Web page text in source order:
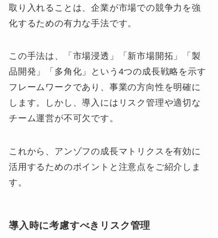
取り入れることは、企業が市場での競争力を強
化するための有力な手法です。
この手法は、「市場浸透」「新市場開拓」「製
品開発」「多角化」という4つの成長戦略を示す
フレームワークであり、事業の方向性を明確に
します。しかし、導入にはリスク管理や適切な
チーム運営が不可欠です。
これから、アンゾフの成長マトリクスを有効に
活用するためのポイントと注意点をご紹介しま
す。
導入時に考慮すべきリスク管理